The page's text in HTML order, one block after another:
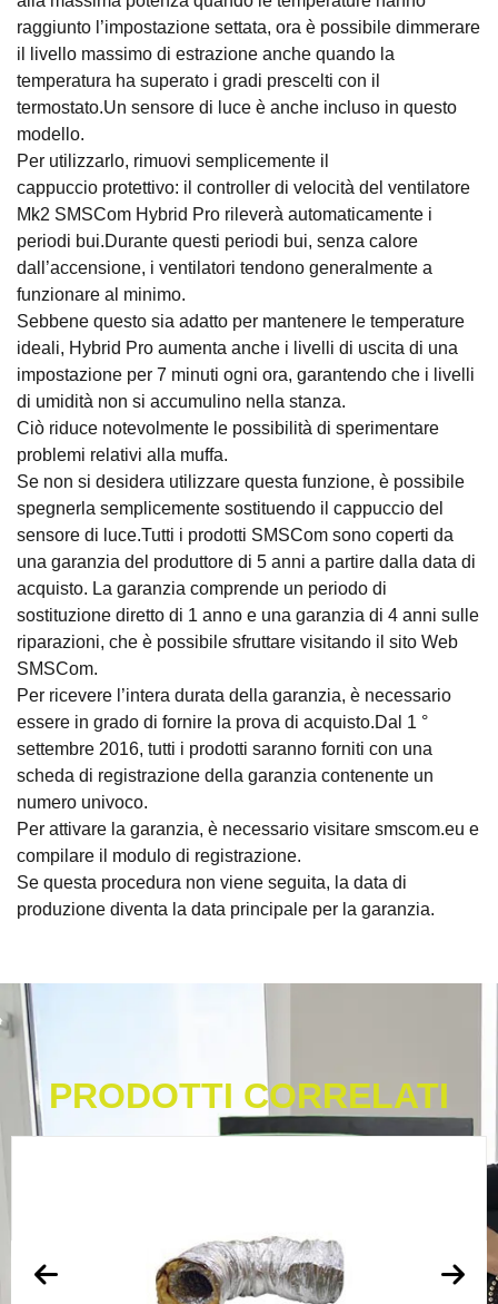
raggiunto l’impostazione settata, ora è possibile dimmerare
il livello massimo di estrazione anche quando la
temperatura ha superato i gradi prescelti con il
termostato.Un sensore di luce è anche incluso in questo
modello.
Per utilizzarlo, rimuovi semplicemente il
cappuccio protettivo: il controller di velocità del ventilatore
Mk2 SMSCom Hybrid Pro rileverà automaticamente i
periodi bui.Durante questi periodi bui, senza calore
dall’accensione, i ventilatori tendono generalmente a
funzionare al minimo.
Sebbene questo sia adatto per mantenere le temperature
ideali, Hybrid Pro aumenta anche i livelli di uscita di una
impostazione per 7 minuti ogni ora, garantendo che i livelli
di umidità non si accumulino nella stanza.
Ciò riduce notevolmente le possibilità di sperimentare
problemi relativi alla muffa.
Se non si desidera utilizzare questa funzione, è possibile
spegnerla semplicemente sostituendo il cappuccio del
sensore di luce.Tutti i prodotti SMSCom sono coperti da
una garanzia del produttore di 5 anni a partire dalla data di
acquisto. La garanzia comprende un periodo di
sostituzione diretto di 1 anno e una garanzia di 4 anni sulle
riparazioni, che è possibile sfruttare visitando il sito Web
SMSCom.
Per ricevere l’intera durata della garanzia, è necessario
essere in grado di fornire la prova di acquisto.Dal 1 °
settembre 2016, tutti i prodotti saranno forniti con una
scheda di registrazione della garanzia contenente un
numero univoco.
Per attivare la garanzia, è necessario visitare smscom.eu e
compilare il modulo di registrazione.
Se questa procedura non viene seguita, la data di
produzione diventa la data principale per la garanzia.
PRODOTTI CORRELATI